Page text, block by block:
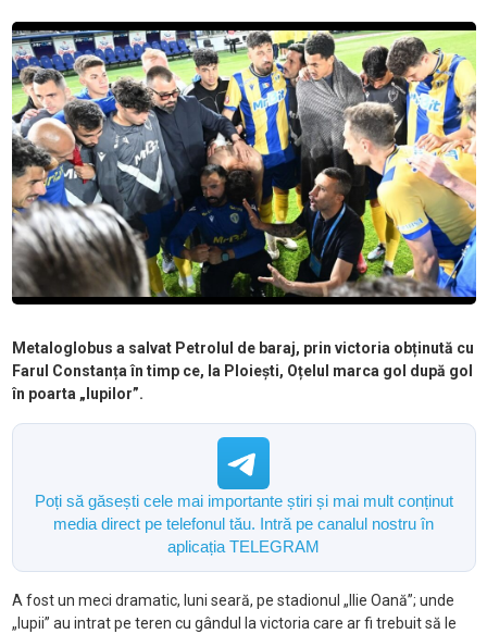
Metaloglobus a salvat Petrolul de baraj, prin victoria obținută cu
Farul Constanța în timp ce, la Ploiești, Oțelul marca gol după gol
în poarta „lupilor”.
Poți să găsești cele mai importante știri și mai mult conținut
media direct pe telefonul tău. Intră pe canalul nostru în
aplicația TELEGRAM
A fost un meci dramatic, luni seară, pe stadionul „Ilie Oană”; unde
„lupii” au intrat pe teren cu gândul la victoria care ar fi trebuit să le